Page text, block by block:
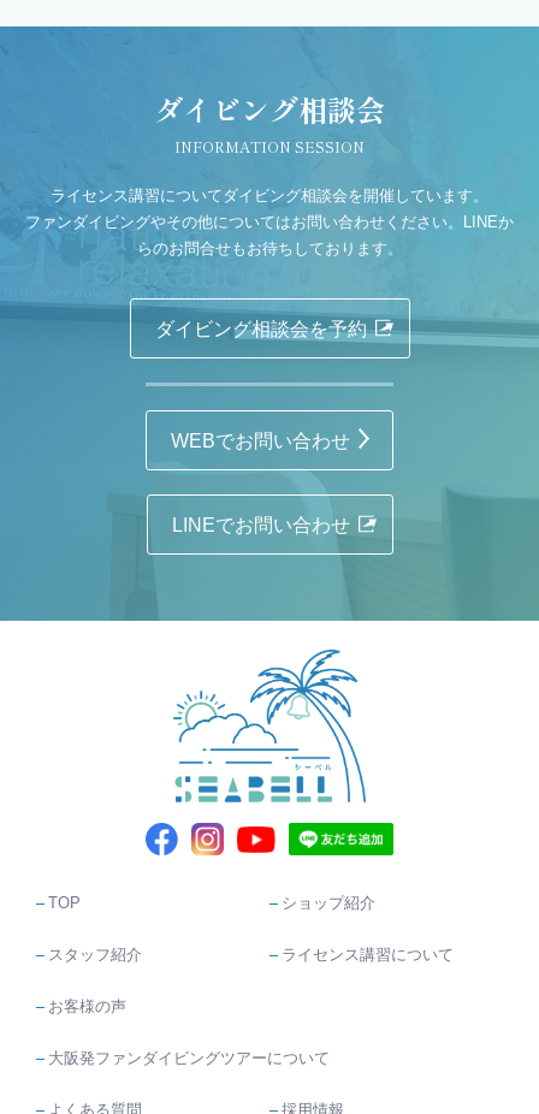
ダイビング相談会
INFORMATION SESSION
ライセンス講習についてダイビング相談会を開催しています。
ファンダイビングやその他についてはお問い合わせください。LINEか
らのお問合せもお待ちしております。
ダイビング相談会を予約
WEBでお問い合わせ
LINEでお問い合わせ
TOP ショップ紹介
スタッフ紹介 ライセンス講習について
お客様の声
大阪発ファンダイビングツアーについて
よくある質問 採用情報